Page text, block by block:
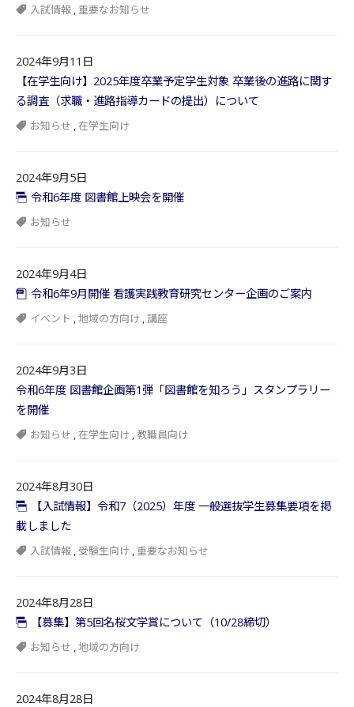
入試情報 , 重要なお知らせ
2024年9月11日
【在学生向け】2025年度卒業予定学生対象 卒業後の進路に関す
る調査（求職・進路指導カードの提出）について
お知らせ ,在学生向け
2024年9月5日
令和6年度 図書館上映会を開催
お知らせ
2024年9月4日
令和6年9月開催 看護実践教育研究センター企画のご案内
イベント ,地域の方向け ,講座
2024年9月3日
令和6年度 図書館企画第1弾「図書館を知ろう」スタンプラリー
を開催
お知らせ ,在学生向け , 教職員向け
2024年8月30日
【入試情報】令和7（2025）年度 一般選抜学生募集要項を掲
載しました
入試情報 , 受験生向け , 重要なお知らせ
2024年8月28日
【募集】第5回名桜文学賞について（10/28締切）
お知らせ ,地域の方向け
2024年8月28日